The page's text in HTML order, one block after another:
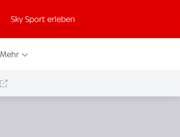
Sky Sport erleben
Mehr